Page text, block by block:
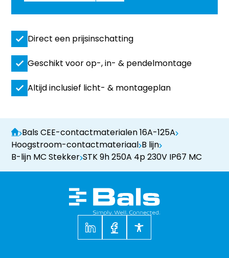
Direct een prijsinschatting
Geschikt voor op-, in- & pendelmontage
Altijd inclusief licht- & montageplan
Bals CEE-contactmaterialen 16A-125A
Hoogstroom-contactmateriaal B lijn
B-lijn MC Stekker STK 9h 250A 4p 230V IP67 MC